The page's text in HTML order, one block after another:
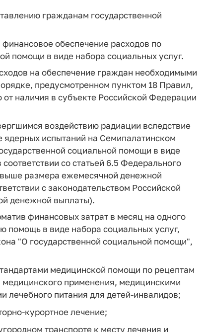
гражданам государственной
обеспечение расходов по
помощи в виде набора социальных услуг.
на обеспечение граждан необходимыми
предусмотренном пунктом 18 Правил,
наличия в субъекте Российской Федерации
воздействию радиации вследствие
испытаний на Семипалатинском
социальной помощи в виде
со статьей 6.5 Федерального
размера ежемесячной денежной
с законодательством Российской
денежной выплаты).
финансовых затрат в месяц на одного
помощь в виде набора социальных услуг,
"О государственной социальной помощи",
медицинской помощи по рецептам
применения, медицинскими
питания для детей-инвалидов;
курортное лечение;
транспорте к месту лечения и